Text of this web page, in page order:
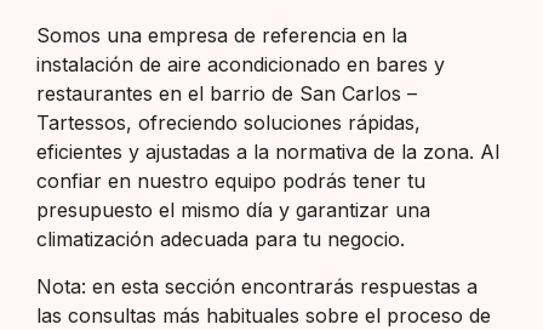
Somos una empresa de referencia en la
instalación de aire acondicionado en bares y
restaurantes en el barrio de San Carlos –
Tartessos, ofreciendo soluciones rápidas,
eficientes y ajustadas a la normativa de la zona. Al
confiar en nuestro equipo podrás tener tu
presupuesto el mismo día y garantizar una
climatización adecuada para tu negocio.
Nota: en esta sección encontrarás respuestas a
las consultas más habituales sobre el proceso de